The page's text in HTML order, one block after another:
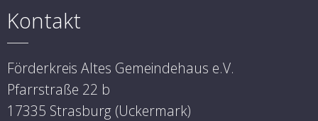
Kontakt
Förderkreis Altes Gemeindehaus e.V.
Pfarrstraße 22 b
17335 Strasburg (Uckermark)